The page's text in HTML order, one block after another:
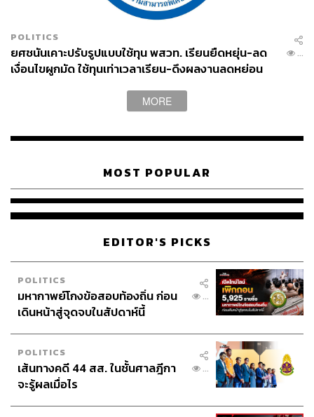
POLITICS
ยศชนันเคาะปรับรูปแบบใช้ทุน พสวท. เรียนยืดหยุ่น-ลด
เงื่อนไขผูกมัด ใช้ทุนเท่าเวลาเรียน-ดึงผลงานลดหย่อน
...
MORE
MOST POPULAR
EDITOR'S PICKS
POLITICS
มหากาพย์โกงข้อสอบท้องถิ่น ก่อน
เดินหน้าสู่จุดจบในสัปดาห์นี้
...
POLITICS
เส้นทางคดี 44 สส. ในชั้นศาลฎีกา
จะรู้ผลเมื่อไร
...